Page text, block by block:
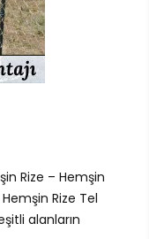
Rize – Hemşin
Rize Tel
alanların